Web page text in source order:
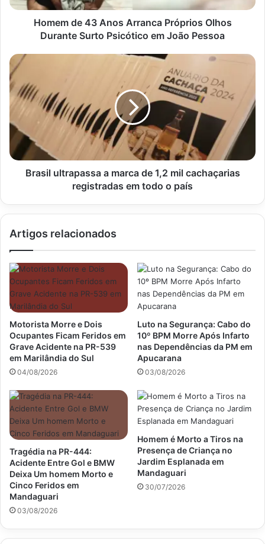
Surto
Psicótico
Pessoa
Homem de 43 Anos Arranca Próprios Olhos
Durante Surto Psicótico em João Pessoa
Brasil
ultrapassa
a
marca
de
1,2
mil
cachaçarias
registradas
Brasil ultrapassa a marca de 1,2 mil cachaçarias
registradas em todo o país
Artigos relacionados
Motorista Morre e Dois
Ocupantes Ficam Feridos em
Grave Acidente na PR-539
em Marilândia do Sul
04/08/2026
Luto na Segurança: Cabo do
10º BPM Morre Após Infarto
nas Dependências da PM em
Apucarana
03/08/2026
Tragédia na PR-444:
Acidente Entre Gol e BMW
Deixa Um homem Morto e
Cinco Feridos em
Mandaguari
03/08/2026
Homem é Morto a Tiros na
Presença de Criança no
Jardim Esplanada em
Mandaguari
30/07/2026